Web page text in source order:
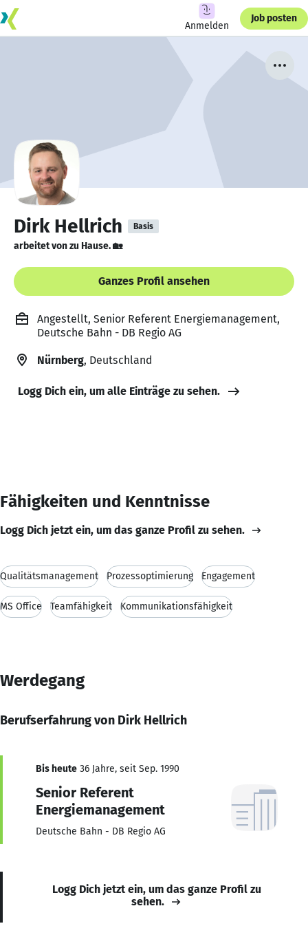
Anmelden
Job posten
Dirk Hellrich Basis
arbeitet von zu Hause. 🏡
Ganzes Profil ansehen
Angestellt, Senior Referent Energiemanagement,
Deutsche Bahn - DB Regio AG
Nürnberg, Deutschland
Logg Dich ein, um alle Einträge zu sehen.
Fähigkeiten und Kenntnisse
Logg Dich jetzt ein, um das ganze Profil zu sehen.
Qualitätsmanagement Prozessoptimierung Engagement
MS Office Teamfähigkeit Kommunikationsfähigkeit
Werdegang
Berufserfahrung von Dirk Hellrich
Bis heute 36 Jahre, seit Sep. 1990
Senior Referent
Energiemanagement
Deutsche Bahn - DB Regio AG
Logg Dich jetzt ein, um das ganze Profil zu
sehen.